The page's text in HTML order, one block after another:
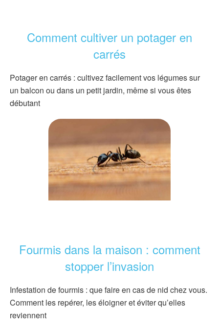
Comment cultiver un potager en
carrés
Potager en carrés : cultivez facilement vos légumes sur
un balcon ou dans un petit jardin, même si vous êtes
débutant
Fourmis dans la maison : comment
stopper l’invasion
Infestation de fourmis : que faire en cas de nid chez vous.
Comment les repérer, les éloigner et éviter qu’elles
reviennent